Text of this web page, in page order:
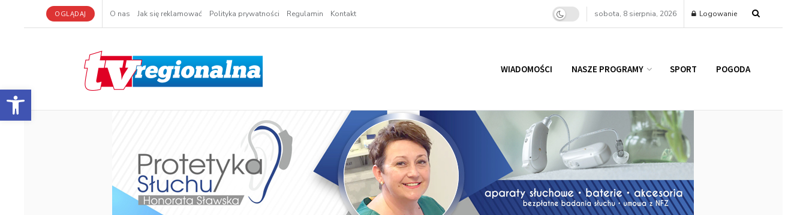
Otwórz pasek narzędzi
OGLĄDAJ O nas Jak się reklamować Polityka prywatności Regulamin Kontakt sobota, 8 sierpnia, 2026 Logowanie
WIADOMOŚCI NASZE PROGRAMY SPORT POGODA